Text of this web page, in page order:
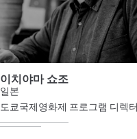
이치야마 쇼조
일본
도쿄국제영화제 프로그램 디렉터